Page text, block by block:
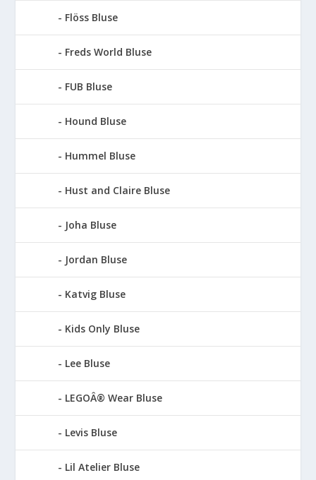
Flöss Bluse
Freds World Bluse
FUB Bluse
Hound Bluse
Hummel Bluse
Hust and Claire Bluse
Joha Bluse
Jordan Bluse
Katvig Bluse
Kids Only Bluse
Lee Bluse
LEGOÂ® Wear Bluse
Levis Bluse
Lil Atelier Bluse